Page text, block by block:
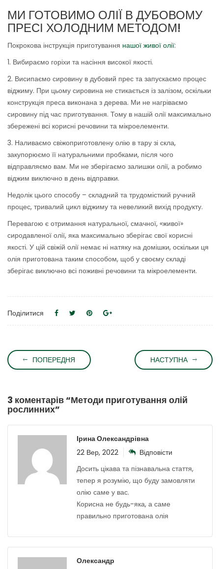
МИ ГОТОВИМО ОЛІЇ В ДУБОВОМУ
ПРЕСІ ХОЛОДНИМ МЕТОДОМ!
Покрокова інструкція приготування нашої живої олії:
1. Вибираємо горіхи та насіння високої якості.
2. Висипаємо сировину в дубовий прес та запускаємо процес
віджиму. При цьому сировина не стикається із залізом, оскільки
конструкція преса виконана з дерева. Ми не нагріваємо
сировину під час приготування. Тому в нашій олії максимально
збережені всі корисні речовини та мікроелементи.
3. Наливаємо свіжоприготовлену олію в тару зі скла,
закупорюємо її натуральними пробками, після чого
відправляємо вам. Ми не зберігаємо залишки олії, а робимо
віджим виключно в день відправки.
Недолік цього способу – складний та трудомісткий ручний
процес, тривалий цикл віджиму та невеликий вихід продукту.
Перевагою є отримання натуральної, смачної, «живої»
сиродавленої олії, яка максимально зберігає свої корисні
якості. У цій свіжій олії немає ні натяку на домішки, оскільки ця
олія приготована таким способом, щоб у своєму складі
зберігає виключно всі поживні речовини та мікроелементи.
Поділитися
ПОПЕРЕДНЯ НАСТУПНА
3 коментарів “Методи приготування олій
рослинних”
Ірина Олександрівна
22 Вер, 2022
Відповісти
Досить цікава та пізнавальна стаття,
тепер я розумію, що буду замовляти
олію саме у вас.
Корисна не будь-яка, а саме
правильно приготована олія
Олександр